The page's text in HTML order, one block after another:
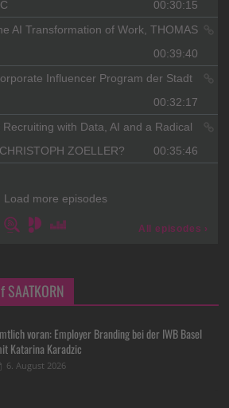
voran: Employer Branding bei der IWB Basel
Katarina Karadzic
6. August 2026